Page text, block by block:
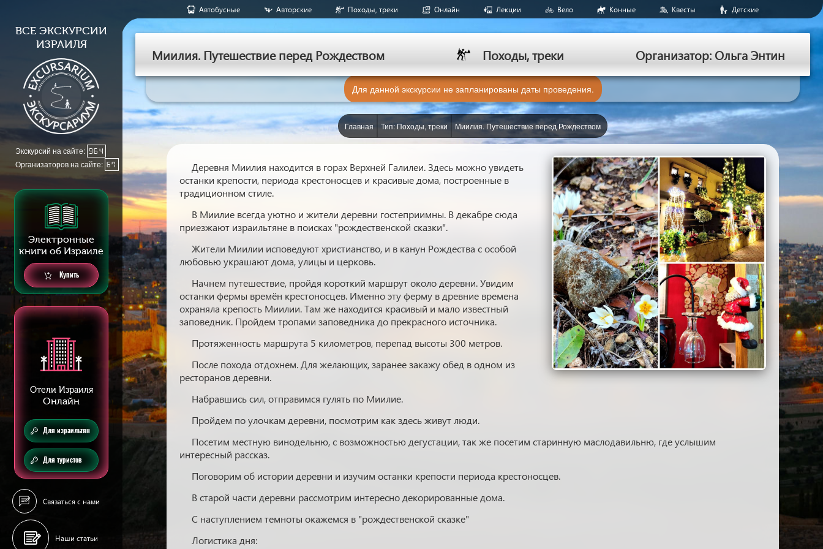
Aвтобусные Авторские Походы, треки Онлайн Лекции Вело Конные Квесты Детские
ВСЕ ЭКСКУРСИИ
ИЗРАИЛЯ
Экскурсий на сайте: 964
Организаторов на сайте: 67
Электронные
книги об Израиле
Купить
Отели Израиля
Онлайн
Для израильтян
Для туристов
Связаться с нами
Наши статьи
Миилия. Путешествие перед Рождеством Походы, треки Организатор: Ольга Энтин
Для данной экскурсии не запланированы даты проведения.
Главная Тип: Походы, треки Миилия. Путешествие перед Рождеством
Деревня Миилия находится в горах Верхней Галилеи. Здесь можно увидеть
останки крепости, периода крестоносцев и красивые дома, построенные в
традиционном стиле.
В Миилие всегда уютно и жители деревни гостеприимны. В декабре сюда
приезжают израильтяне в поисках "рождественской сказки".
Жители Миилии исповедуют христианство, и в канун Рождества с особой
любовью украшают дома, улицы и церковь.
Начнем путешествие, пройдя короткий маршрут около деревни. Увидим
останки фермы времён крестоносцев. Именно эту ферму в древние времена
охраняла крепость Миилии. Там же находится красивый и мало известный
заповедник. Пройдем тропами заповедника до прекрасного источника.
Протяженность маршрута 5 километров, перепад высоты 300 метров.
После похода отдохнем. Для желающих, заранее закажу обед в одном из
ресторанов деревни.
Набравшись сил, отправимся гулять по Миилие.
Пройдем по улочкам деревни, посмотрим как здесь живут люди.
Посетим местную винодельню, с возможностью дегустации, так же посетим старинную маслодавильню, где услышим
интересный рассказ.
Поговорим об истории деревни и изучим останки крепости периода крестоносцев.
В старой части деревни рассмотрим интересно декорированные дома.
С наступлением темноты окажемся в "рождественской сказке"
Логистика дня: